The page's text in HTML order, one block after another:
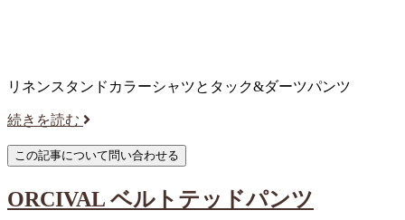
リネンスタンドカラーシャツとタック&ダーツパンツ
続きを読む
ORCIVAL ベルトテッドパンツ